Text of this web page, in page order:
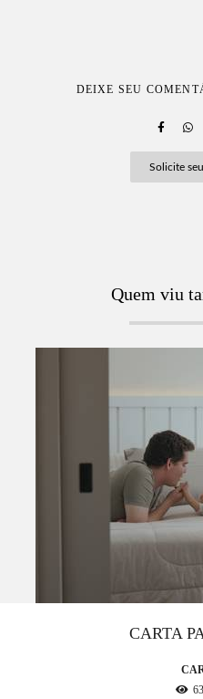
DEIXE SEU
Solicite
Quem viu
CARTA